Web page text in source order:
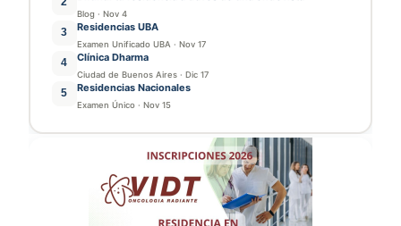
Blog · Nov 4
3 Residencias UBA
Examen Unificado UBA · Nov 17
4 Clínica Dharma
Ciudad de Buenos Aires · Dic 17
5 Residencias Nacionales
Examen Único · Nov 15